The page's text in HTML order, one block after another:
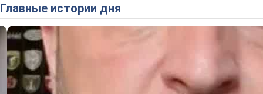
Главные истории дня